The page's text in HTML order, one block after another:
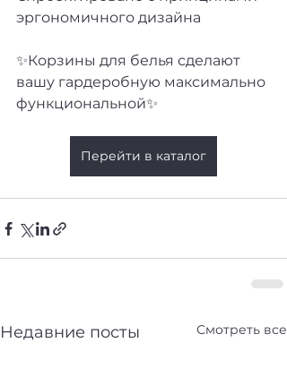
эргономичного дизайна
✨️Корзины для белья сделают
вашу гардеробную максимально
функциональной✨️
Перейти в каталог
Недавние посты Смотреть все